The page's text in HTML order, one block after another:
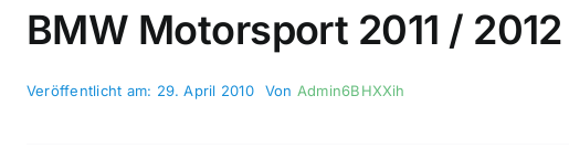
BMW Motorsport 2011 / 2012
Veröffentlicht am: 29. April 2010 Von Admin6BHXXih